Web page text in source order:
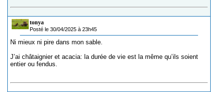
tonya
Posté le 30/04/2025 à 23h45
Ni mieux ni pire dans mon sable.
J’ai châtaignier et acacia: la durée de vie est la même qu’ils soient
entier ou fendus.